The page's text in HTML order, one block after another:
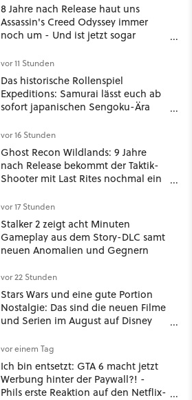
8 Jahre nach Release haut uns
Assassin's Creed Odyssey immer
noch um - Und ist jetzt sogar
vor 11 Stunden
Das historische Rollenspiel
Expeditions: Samurai lässt euch ab
sofort japanischen Sengoku-Ära
oder Diplomatie
vor 16 Stunden
Ghost Recon Wildlands: 9 Jahre
nach Release bekommt der Taktik-
Shooter mit Last Rites nochmal ein
vor 17 Stunden
Stalker 2 zeigt acht Minuten
Gameplay aus dem Story-DLC samt
neuen Anomalien und Gegnern
vor 22 Stunden
Stars Wars und eine gute Portion
Nostalgie: Das sind die neuen Filme
und Serien im August auf Disney
vor einem Tag
Ich bin entsetzt: GTA 6 macht jetzt
Werbung hinter der Paywall?! -
Phils erste Reaktion auf den Netflix-